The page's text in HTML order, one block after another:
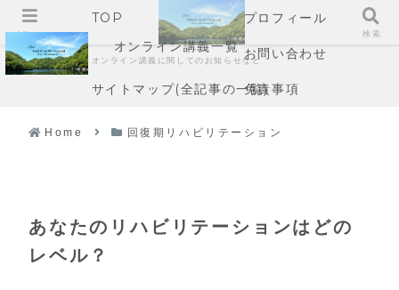
TOP
プロフィール
オンライン講義一覧
オンライン講義に関してのお知らせなどお問い合わせ
サイトマップ(全記事の一覧)免責事項
Home 回復期リハビリテーション
あなたのリハビリテーションはどの
レベル？
メニュー 検索